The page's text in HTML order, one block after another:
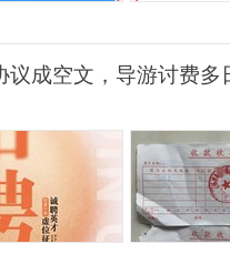
议成空文，导游讨费